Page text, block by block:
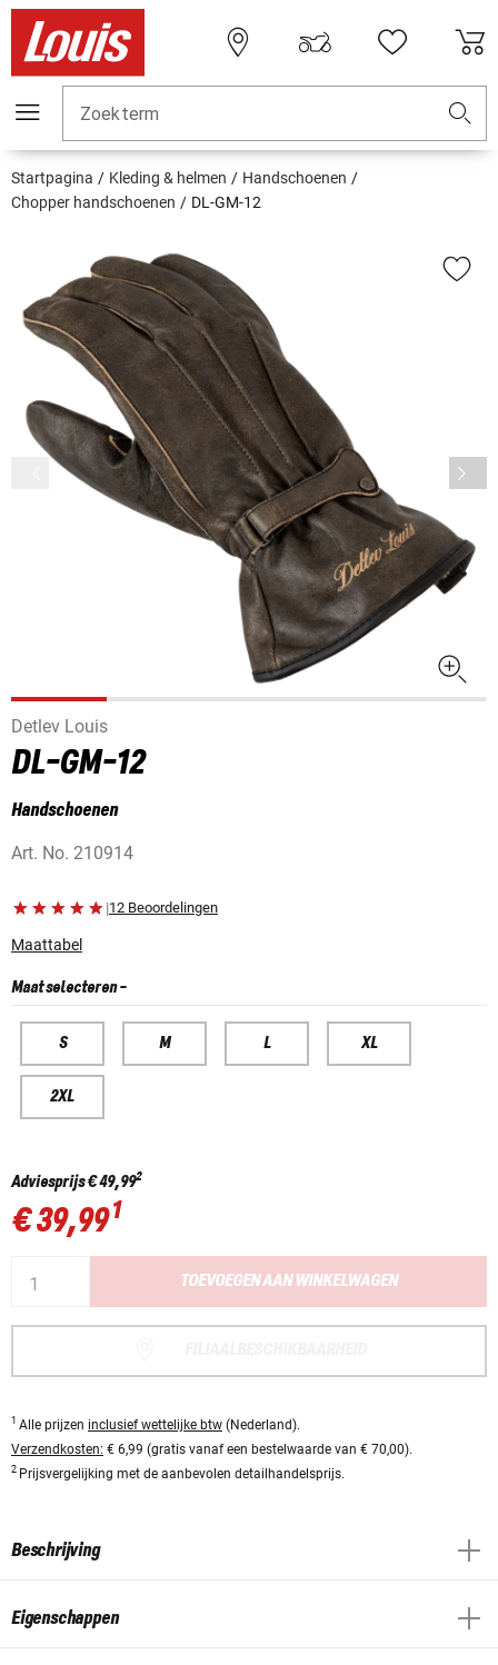
Zoekterm
Startpagina Kleding & helmen
Handschoenen
Chopper handschoenen
DL-GM-12
Detlev Louis
DL-GM-12
Handschoenen
Art. No. 210914
|12 Beoordelingen
Maattabel
Maat selecteren-
S M L XL
2XL
Adviesprijs€ 49,992
€ 39,991
TOEVOEGEN AAN WINKELWAGEN
1 Alle prijzen inclusief wettelijke btw (Nederland).
Verzendkosten: € 6,99 (gratis vanaf een bestelwaarde van € 70,00).
2 Prijsvergelijking met de aanbevolen detailhandelsprijs.
Beschrijving
Eigenschappen